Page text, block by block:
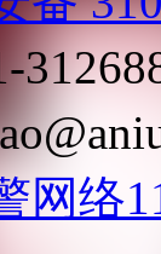
网络